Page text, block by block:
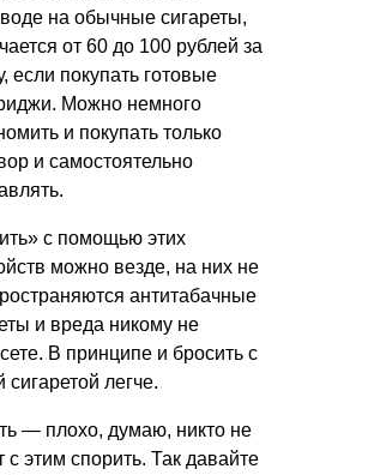
на обычные сигареты,
от 60 до 100 рублей за
если покупать готовые
Можно немного
и покупать только
и самостоятельно
с помощью этих
можно везде, на них не
антитабачные
и вреда никому не
В принципе и бросить с
сигаретой легче.
— плохо, думаю, никто не
с этим спорить. Так давайте